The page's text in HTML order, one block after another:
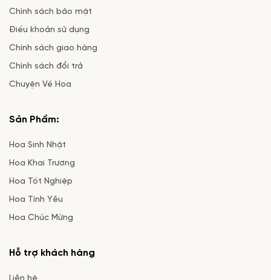
Chính sách bảo mật
Điều khoản sử dụng
Chính sách giao hàng
Chính sách đổi trả
Chuyện Về Hoa
Sản Phẩm:
Hoa Sinh Nhật
Hoa Khai Trương
Hoa Tốt Nghiệp
Hoa Tình Yêu
Hoa Chúc Mừng
Hỗ trợ khách hàng